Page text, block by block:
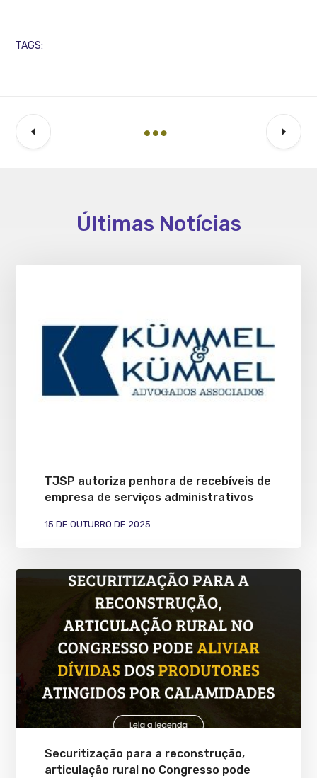
TAGS:
Últimas Notícias
TJSP autoriza penhora de recebíveis de
empresa de serviços administrativos
15 DE OUTUBRO DE 2025
Securitização para a reconstrução,
articulação rural no Congresso pode